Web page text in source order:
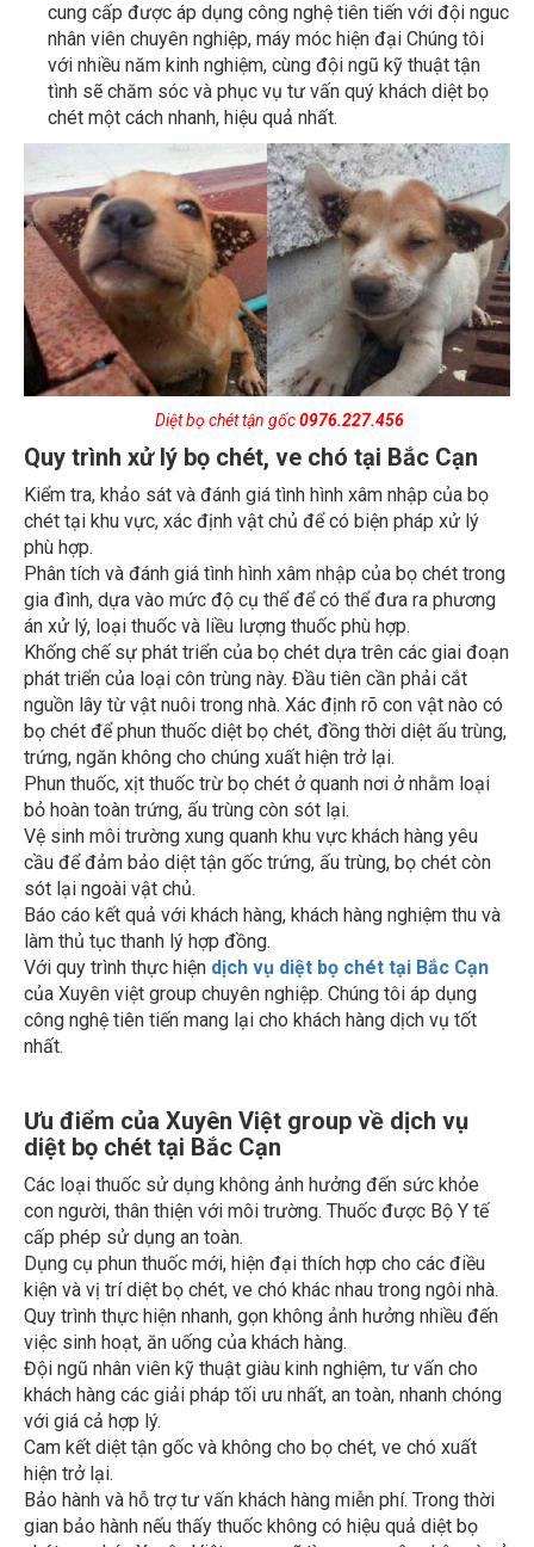
cung cấp được áp dụng công nghệ tiên tiến với đội nguc
nhân viên chuyên nghiệp, máy móc hiện đại Chúng tôi
với nhiều năm kinh nghiệm, cùng đội ngũ kỹ thuật tận
tình sẽ chăm sóc và phục vụ tư vấn quý khách diệt bọ
chét một cách nhanh, hiệu quả nhất.
Diệt bọ chét tận gốc0976.227.456
Quy trình xử lý bọ chét, ve chó tại Bắc Cạn
Kiểm tra, khảo sát và đánh giá tình hình xâm nhập của bọ
chét tại khu vực, xác định vật chủ để có biện pháp xử lý
phù hợp.
Phân tích và đánh giá tình hình xâm nhập của bọ chét trong
gia đình, dựa vào mức độ cụ thể để có thể đưa ra phương
án xử lý, loại thuốc và liều lượng thuốc phù hợp.
Khống chế sự phát triển của bọ chét dựa trên các giai đoạn
phát triển của loại côn trùng này. Đầu tiên cần phải cắt
nguồn lây từ vật nuôi trong nhà. Xác định rõ con vật nào có
bọ chét để phun thuốc diệt bọ chét, đồng thời diệt ấu trùng,
trứng, ngăn không cho chúng xuất hiện trở lại.
Phun thuốc, xịt thuốc trừ bọ chét ở quanh nơi ở nhằm loại
bỏ hoàn toàn trứng, ấu trùng còn sót lại.
Vệ sinh môi trường xung quanh khu vực khách hàng yêu
cầu để đảm bảo diệt tận gốc trứng, ấu trùng, bọ chét còn
sót lại ngoài vật chủ.
Báo cáo kết quả với khách hàng, khách hàng nghiệm thu và
làm thủ tục thanh lý hợp đồng.
Với quy trình thực hiện dịch vụ diệt bọ chét tại Bắc Cạn
của Xuyên việt group chuyên nghiệp. Chúng tôi áp dụng
công nghệ tiên tiến mang lại cho khách hàng dịch vụ tốt
nhất.
Ưu điểm của Xuyên Việt group về dịch vụ
diệt bọ chét tại Bắc Cạn
Các loại thuốc sử dụng không ảnh hưởng đến sức khỏe
con người, thân thiện với môi trường. Thuốc được Bộ Y tế
cấp phép sử dụng an toàn.
Dụng cụ phun thuốc mới, hiện đại thích hợp cho các điều
kiện và vị trí diệt bọ chét, ve chó khác nhau trong ngôi nhà.
Quy trình thực hiện nhanh, gọn không ảnh hưởng nhiều đến
việc sinh hoạt, ăn uống của khách hàng.
Đội ngũ nhân viên kỹ thuật giàu kinh nghiệm, tư vấn cho
khách hàng các giải pháp tối ưu nhất, an toàn, nhanh chóng
với giá cả hợp lý.
Cam kết diệt tận gốc và không cho bọ chét, ve chó xuất
hiện trở lại.
Bảo hành và hỗ trợ tư vấn khách hàng miễn phí. Trong thời
gian bảo hành nếu thấy thuốc không có hiệu quả diệt bọ